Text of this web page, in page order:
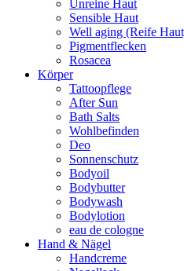
Unreine Haut
Sensible Haut
Well aging (Reife
Pigmentflecken
Rosacea
Körper
Tattoopflege
After Sun
Bath Salts
Wohlbefinden
Deo
Sonnenschutz
Bodyoil
Bodybutter
Bodywash
Bodylotion
eau de cologne
Hand & Nägel
Handcreme